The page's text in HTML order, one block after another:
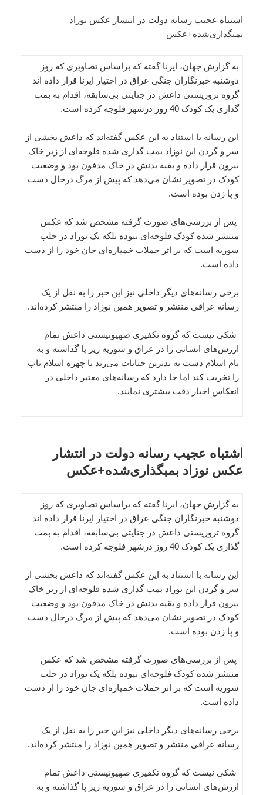
اشتباه عجیب رسانه دولت در انتشار عکس نوزاد
بمبگذاری‌شده+عکس
به گزارش جهان، ایرنا گفته که براساس تصاویری که روز
دوشنبه خبرنگاران جنگی عراق در اختیار ایرنا قرار داده اند
گروه تروریستی داعش در جنایتی بی‌سابقه، اقدام به بمب
گذاری یک کودک 40 روز درشهر فلوجه کرده است.
این رسانه با استناد به این عکس گفته‌اند که داعش بخشی از
سر و گردن این نوزاد بمب گذاری شده فلوجه‌ای از زیر خاک
بیرون قرار داده و بقیه بدنش در خاک مدفون بود و وضعیت
کودک در تصویر نشان می‌دهد که پیش از مرگ درحال دست
و پا زدن بوده است.
پس از بررسی‌های صورت گرفته مشخص شد که عکس
منتشر شده کودک فلوجه‌ای نبوده بلکه یک نوزاد در حلب
سوریه است که بر اثر حملات خمپاره‌ای جان خود را از دست
داده است.
برخی رسانه‌های دیگر داخلی نیز این خبر را به نقل از یک
رسانه‌ عراقی منتشر و تصویر همین نوزاد را منتشر کرد‌ه‌اند.
شکی نیست که گروه تکفیری صهیونیستی داعش تمام
ارزش‌های انسانی را در عراق و سوریه زیر پا گذاشته و به
نام اسلام دست به بدترین جنایات می‌زند تا چهره اسلام ناب
را تخریب کند اما جا دارد که رسانه‌های معتبر داخلی در
انعکاس اخبار دقت بیشتری نمایند.
اشتباه عجیب رسانه دولت در انتشار
عکس نوزاد بمبگذاری‌شده+عکس
به گزارش جهان، ایرنا گفته که براساس تصاویری که روز
دوشنبه خبرنگاران جنگی عراق در اختیار ایرنا قرار داده اند
گروه تروریستی داعش در جنایتی بی‌سابقه، اقدام به بمب
گذاری یک کودک 40 روز درشهر فلوجه کرده است.
این رسانه با استناد به این عکس گفته‌اند که داعش بخشی از
سر و گردن این نوزاد بمب گذاری شده فلوجه‌ای از زیر خاک
بیرون قرار داده و بقیه بدنش در خاک مدفون بود و وضعیت
کودک در تصویر نشان می‌دهد که پیش از مرگ درحال دست
و پا زدن بوده است.
پس از بررسی‌های صورت گرفته مشخص شد که عکس
منتشر شده کودک فلوجه‌ای نبوده بلکه یک نوزاد در حلب
سوریه است که بر اثر حملات خمپاره‌ای جان خود را از دست
داده است.
برخی رسانه‌های دیگر داخلی نیز این خبر را به نقل از یک
رسانه‌ عراقی منتشر و تصویر همین نوزاد را منتشر کرد‌ه‌اند.
شکی نیست که گروه تکفیری صهیونیستی داعش تمام
ارزش‌های انسانی را در عراق و سوریه زیر پا گذاشته و به